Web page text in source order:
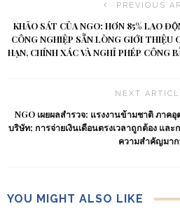
PREVIOUS
KHẢO SÁT CỦA NGO: HƠN 85% LAO
CÔNG NGHIỆP SẴN LÒNG GIỚI THIỆU
HẠN, CHÍNH XÁC VÀ NGHỈ PHÉP CÔNG
NEXT
NGO เผยผลสำรวจ: แรงงานข้ามชาติ ภาค
บริษัท; การจ่ายเงินเดือนตรงเวลาถูกต้อง แล
ความสำคัญมา
YOU MIGHT ALSO LIKE